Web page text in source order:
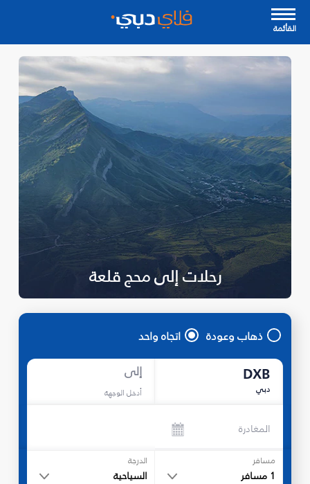
القأئمة
رحلات إلى محج قلعة
ذهاب وعودة اتجاه واحد
DXB
دبي
إلى
أدخل الوجهة
المغادرة
مسافر
1 مسافر
الدرجة
السياحية